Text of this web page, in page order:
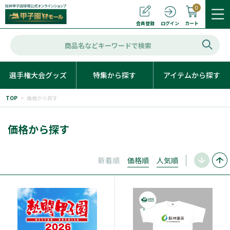
会員登録 ログイン カート
0
選手権大会グッズ 特集から探す アイテムから探す
TOP > 価格から探す
価格から探す
新着順 価格順 人気順